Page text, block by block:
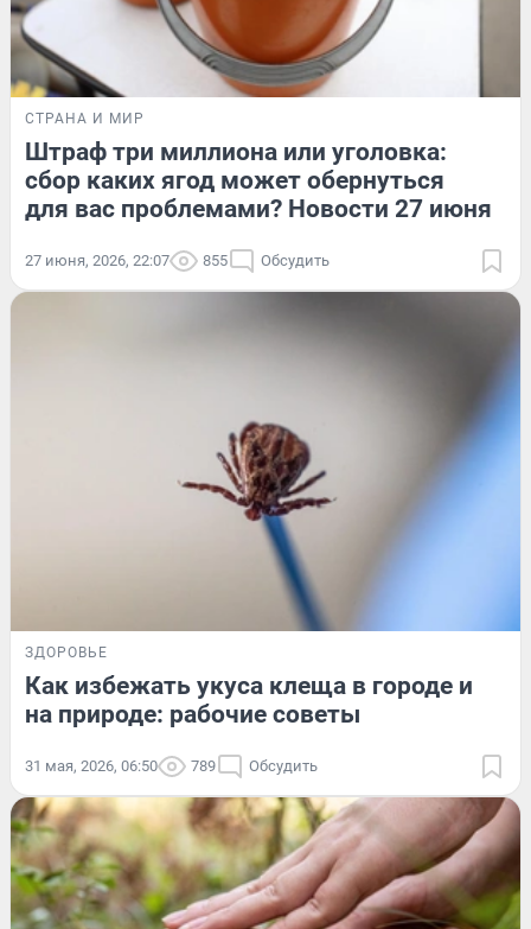
СТРАНА И МИР
Штраф три миллиона или уголовка:
сбор каких ягод может обернуться
для вас проблемами? Новости 27 июня
27 июня, 2026, 22:07 855 Обсудить
ЗДОРОВЬЕ
Как избежать укуса клеща в городе и
на природе: рабочие советы
31 мая, 2026, 06:50 789 Обсудить